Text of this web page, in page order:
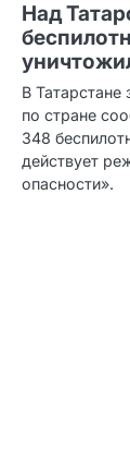
Над
В
по стране
348
действует
опасности».